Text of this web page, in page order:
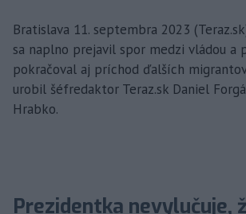
Bratislava 11. septembra 2023
sa naplno prejavil spor medzi vládou a
pokračoval aj príchod ďalších
urobil šéfredaktor Teraz.sk Daniel
Hrabko.
Prezidentka nevylučuje,